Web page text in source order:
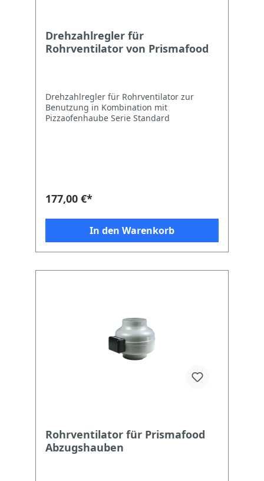
Drehzahlregler für
Rohrventilator von Prismafood
Drehzahlregler für Rohrventilator zur
Benutzung in Kombination mit
Pizzaofenhaube Serie Standard
177,00 €*
In den Warenkorb
Rohrventilator für Prismafood
Abzugshauben